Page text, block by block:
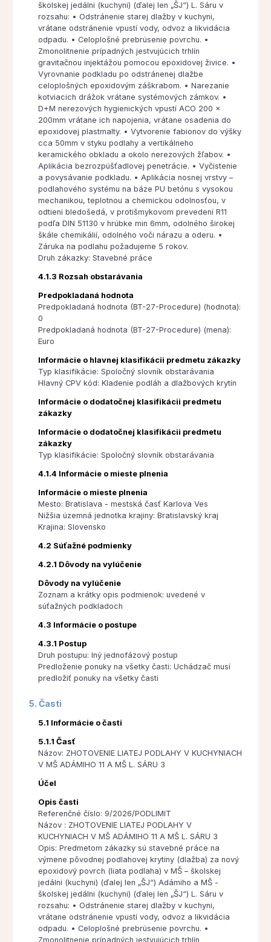
školskej jedálni (kuchyni) (ďalej len „ŠJ“) L. Sáru v
rozsahu: • Odstránenie starej dlažby v kuchyni,
vrátane odstránenie vpustí vody, odvoz a likvidácia
odpadu. • Celoplošné prebrúsenie povrchu. •
Zmonolitnenie prípadných jestvujúcich trhlín
gravitačnou injektážou pomocou epoxidovej živice. •
Vyrovnanie podkladu po odstránenej dlažbe
celoplošných epoxidovým záškrabom. • Narezanie
kotviacich drážok vrátane systémových zámkov. •
D+M nerezových hygienických vpustí ACO 200 x
200mm vrátane ich napojenia, vrátane osadenia do
epoxidovej plastmalty. • Vytvorenie fabionov do výšky
cca 50mm v styku podlahy a vertikálneho
keramického obkladu a okolo nerezových žľabov. •
Aplikácia bezrozpúšťadlovej penetrácie. • Vyčistenie
a povysávanie podkladu. • Aplikácia nosnej vrstvy –
podlahového systému na báze PU betónu s vysokou
mechanikou, teplotnou a chemickou odolnosťou, v
odtieni bledošedá, v protišmykovom prevedení R11
podľa DIN 51130 v hrúbke min 6mm, odolného širokej
škále chemikálií, odolného voči nárazu a oderu. •
Záruka na podlahu požadujeme 5 rokov.
Druh zákazky: Stavebné práce
4.1.3 Rozsah obstarávania
Predpokladaná hodnota
Predpokladaná hodnota (BT-27-Procedure) (hodnota):
0
Predpokladaná hodnota (BT-27-Procedure) (mena):
Euro
Informácie o hlavnej klasifikácii predmetu zákazky
Typ klasifikácie: Spoločný slovník obstarávania
Hlavný CPV kód: Kladenie podláh a dlažbových krytín
Informácie o dodatočnej klasifikácii predmetu
zákazky
Informácie o dodatočnej klasifikácii predmetu
zákazky
Typ klasifikácie: Spoločný slovník obstarávania
4.1.4 Informácie o mieste plnenia
Informácie o mieste plnenia
Mesto: Bratislava - mestská časť Karlova Ves
Nižšia územná jednotka krajiny: Bratislavský kraj
Krajina: Slovensko
4.2 Súťažné podmienky
4.2.1 Dôvody na vylúčenie
Dôvody na vylúčenie
Zoznam a krátky opis podmienok: uvedené v
súťažných podkladoch
4.3 Informácie o postupe
4.3.1 Postup
Druh postupu: Iný jednofázový postup
Predloženie ponuky na všetky časti: Uchádzač musí
predložiť ponuky na všetky časti
5. Časti
5.1 Informácie o časti
5.1.1 Časť
Názov: ZHOTOVENIE LIATEJ PODLAHY V KUCHYNIACH
V MŠ ADÁMIHO 11 A MŠ L. SÁRU 3
Účel
Opis časti
Referenčné číslo: 9/2026/PODLIMIT
Názov : ZHOTOVENIE LIATEJ PODLAHY V
KUCHYNIACH V MŠ ADÁMIHO 11 A MŠ L. SÁRU 3
Opis: Predmetom zákazky sú stavebné práce na
výmene pôvodnej podlahovej krytiny (dlažba) za nový
epoxidový povrch (liata podlaha) v MŠ – školskej
jedálni (kuchyni) (ďalej len „ŠJ“) Adámiho a MŠ -
školskej jedálni (kuchyni) (ďalej len „ŠJ“) L. Sáru v
rozsahu: • Odstránenie starej dlažby v kuchyni,
vrátane odstránenie vpustí vody, odvoz a likvidácia
odpadu. • Celoplošné prebrúsenie povrchu. •
Zmonolitnenie prípadných jestvujúcich trhlín